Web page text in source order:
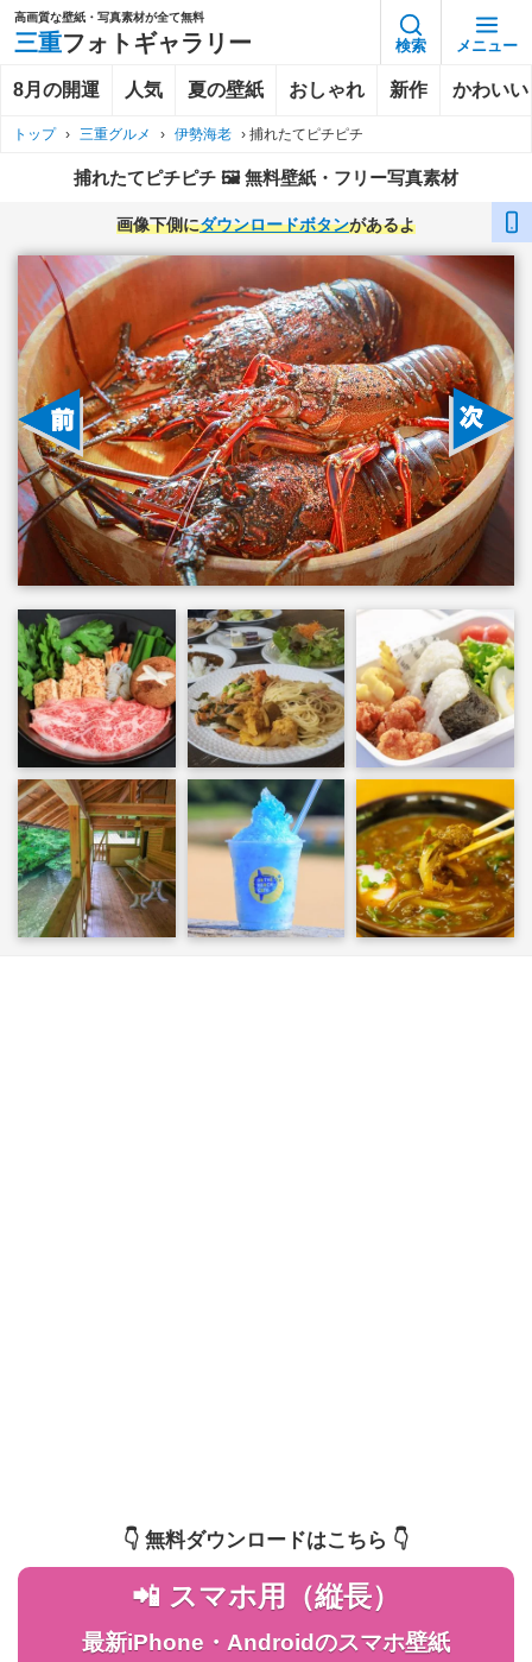
高画質な壁紙・写真素材が全て無料
三重フォトギャラリー 検索 メニュー
8月の開運 人気 夏の壁紙 おしゃれ 新作 かわいい
トップ › 三重グルメ › 伊勢海老 › 捕れたてピチピチ
捕れたてピチピチ 🖼️ 無料壁紙・フリー写真素材
画像下側にダウンロードボタンがあるよ
👇️ 無料ダウンロードはこちら 👇️
📲 スマホ用（縦長）
最新iPhone・Androidのスマホ壁紙